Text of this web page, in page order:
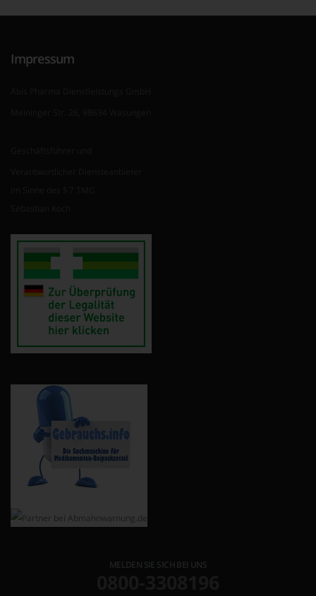
Impressum
MELDEN SIE SICH BEI UNS